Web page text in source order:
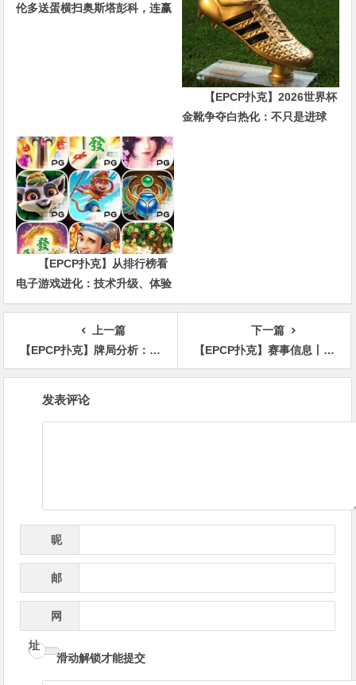
伦多送蛋横扫奥斯塔彭科，连赢
【EPCP扑克】2026世界杯
金靴争夺白热化：不只是进球
【EPCP扑克】从排行榜看
电子游戏进化：技术升级、体验
创新与未来趋势
上一篇
【EPCP扑克】牌局分析：顺子到了就缩水
下一篇
【EPCP扑克】赛事信息丨铂尔曼酒店售罄，USOP全新推出帕拉塞尔酒店配套
发表评论
昵
邮
网
址
滑动解锁才能提交